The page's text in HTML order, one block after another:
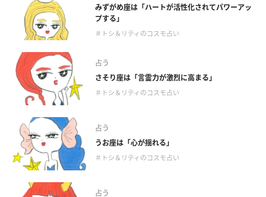
みずがめ座は「ハートが活性化されてパワーアッ
プする」
＃トシ＆リティのコスモ占い
占う
さそり座は「言霊力が激烈に高まる」
＃トシ＆リティのコスモ占い
占う
うお座は「心が揺れる」
＃トシ＆リティのコスモ占い
占う